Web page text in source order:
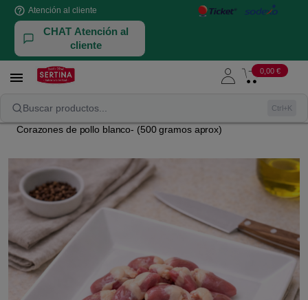
help_outline Atención al cliente
CHAT Atención al
cliente
 0,00 €
Buscar productos... Ctrl+K
CASQUERÍA
Corazones de pollo blanco- (500 gramos aprox)